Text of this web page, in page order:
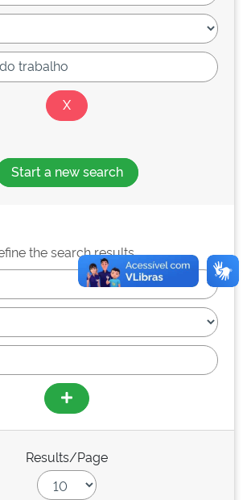
Start a new search
the search results.
Results/Page